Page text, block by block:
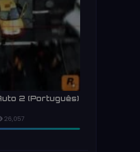
2 (Português)
26,057